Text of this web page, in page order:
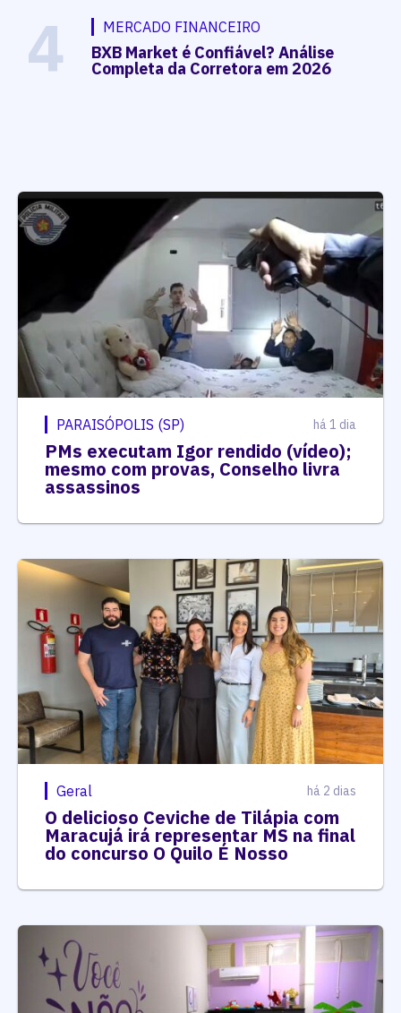
4 MERCADO FINANCEIRO
BXB Market é Confiável? Análise
Completa da Corretora em 2026
PARAISÓPOLIS (SP) há 1 dia
PMs executam Igor rendido (vídeo);
mesmo com provas, Conselho livra
assassinos
Geral há 2 dias
O delicioso Ceviche de Tilápia com
Maracujá irá representar MS na final
do concurso O Quilo É Nosso